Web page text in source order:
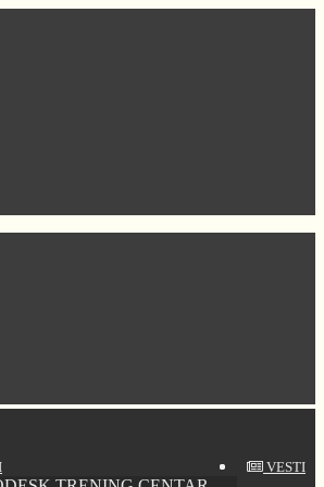
VESTI